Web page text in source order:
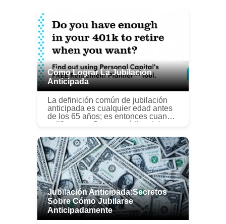
Cómo Lograr La Jubilación
Anticipada
La definición común de jubilación
anticipada es cualquier edad antes
de los 65 años; es entonces cuando
califica para Seguro médico del
los hombres se retiran ...
Jubilación Anticipada:Secretos
Sobre Cómo Jubilarse
Anticipadamente